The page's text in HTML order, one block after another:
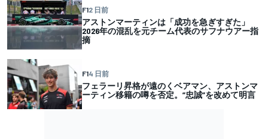
F12 日前
アストンマーティンは「成功を急ぎすぎた」
2026年の混乱を元チーム代表のサフナウアー指
摘
F14 日前
フェラーリ昇格が遠のくベアマン、アストンマ
ーティン移籍の噂を否定。”忠誠”を改めて明言